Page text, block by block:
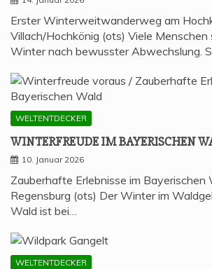
Erster Winterweitwanderweg am
Villach/Hochkönig (ots) Viele Menschen
Winter nach bewusster Abwechslung.
WELTENTDECKER
WIN­TER­FREU­DE IM BAYE­RI­SCHEN
10. Januar 2026
Zauberhafte Erlebnisse im Bayerischen
Regensburg (ots) Der Winter im
Wald ist bei…
WELTENTDECKER